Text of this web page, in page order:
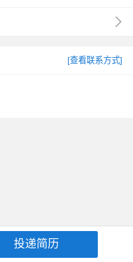
[查看联系方式]
投递简历